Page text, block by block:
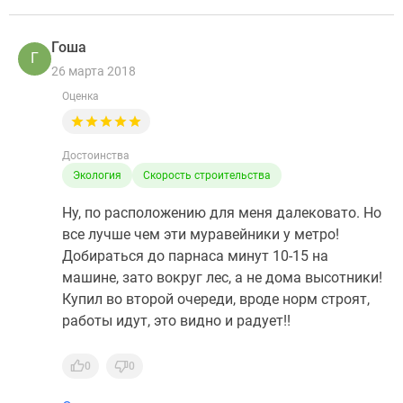
Г
Гоша
26 марта 2018
Оценка
Достоинства
Экология
Скорость строительства
Ну, по расположению для меня далековато. Но
все лучше чем эти муравейники у метро!
Добираться до парнаса минут 10-15 на
машине, зато вокруг лес, а не дома высотники!
Купил во второй очереди, вроде норм строят,
работы идут, это видно и радует!!
0 0